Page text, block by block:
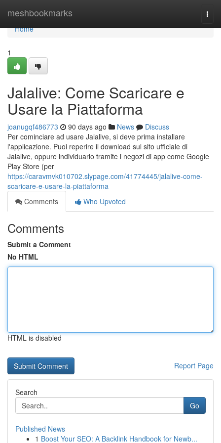
meshbookmarks
Home
Home
1
Jalalive: Come Scaricare e
Usare la Piattaforma
joanugqf486773 90 days ago News
Discuss
Per cominciare ad usare Jalalive, si deve prima installare
l'applicazione. Puoi reperire il download sul sito ufficiale di
Jalalive, oppure individuarlo tramite i negozi di app come Google
Play Store (per
https://caravmvk010702.slypage.com/41774445/jalalive-come-
scaricare-e-usare-la-piattaforma
Comments
Who Upvoted
Comments
Submit a Comment
No HTML
HTML is disabled
Report Page
Search
Go
Published News
1 Boost Your SEO: A Backlink Handbook for Newb...